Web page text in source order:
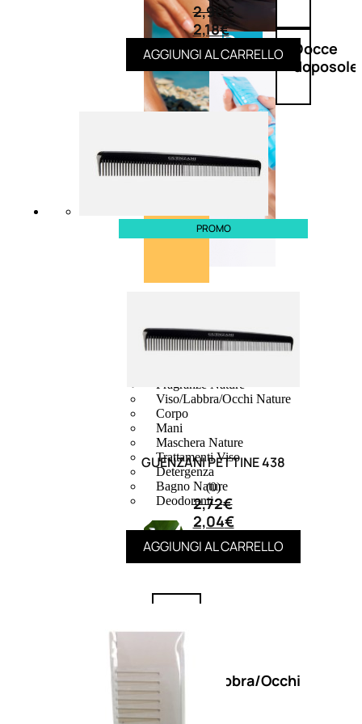
DoposoleDocce
doposole
Fragranze Nature
Viso/Labbra/Occhi Nature
Corpo
Mani
Maschera Nature
Trattamenti Viso
Detergenza
Bagno Nature
Deodoranti
nature
Viso/Labbra/Occhi
2,90€
2,18€
AGGIUNGI AL CARRELLO
PROMO
GUENZANI PETTINE 438
(0)
2,72€
2,04€
AGGIUNGI AL CARRELLO